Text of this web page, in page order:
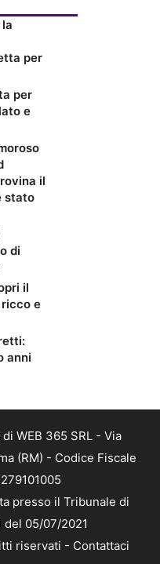
per
per
e
il
stato
di
il
e
anni
WEB 365 SRL - Via
(RM) - Codice Fiscale
presso il Tribunale di
del 05/07/2021
riservati - Contattaci